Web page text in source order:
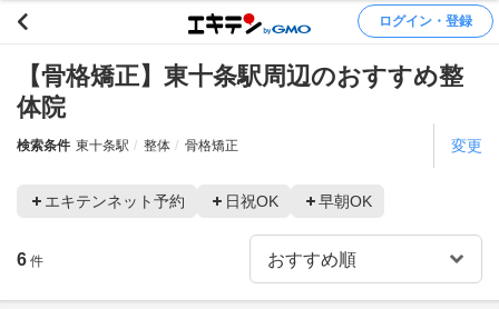
ログイン・登録
【骨格矯正】東十条駅周辺のおすすめ整
体院
検索条件 東十条駅 整体 骨格矯正 変更
エキテンネット予約 日祝OK 早朝OK
6 件